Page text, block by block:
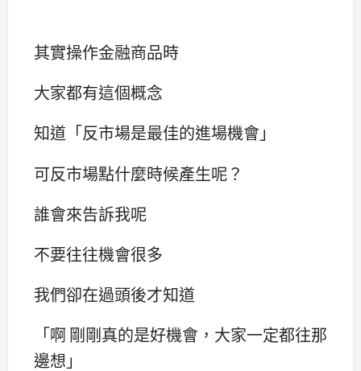
其實操作金融商品時
大家都有這個概念
知道「反市場是最佳的進場機會」
可反市場點什麼時候產生呢？
誰會來告訴我呢
不要往往機會很多
我們卻在過頭後才知道
「啊 剛剛真的是好機會，大家一定都往那
邊想」